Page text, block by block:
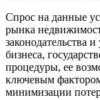
Спрос на данные
рынка
законодательства
бизнеса,
процедуры, ее
ключевым
минимизации